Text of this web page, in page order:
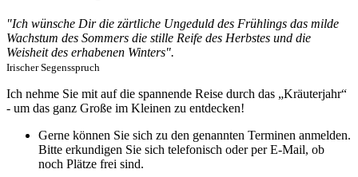
"Ich wünsche Dir die zärtliche Ungeduld des Frühlings das milde
Wachstum des Sommers die stille Reife des Herbstes und die
Weisheit des erhabenen Winters".
Irischer Segensspruch
Ich nehme Sie mit auf die spannende Reise durch das „Kräuterjahr“
- um das ganz Große im Kleinen zu entdecken!
Gerne können Sie sich zu den genannten Terminen anmelden.
Bitte erkundigen Sie sich telefonisch oder per E-Mail, ob
noch Plätze frei sind.